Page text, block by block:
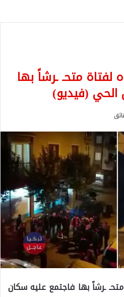
متحـ ـرشاً بها
(فيديو)
ـرشاً بها فاجتمع عليه سكان